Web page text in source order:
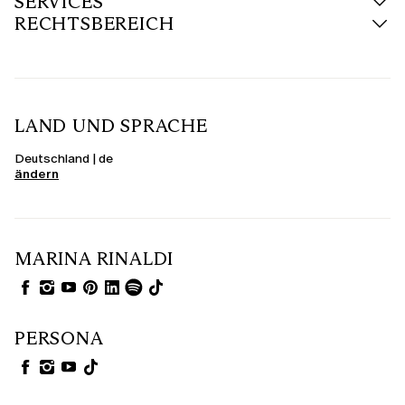
RECHTSBEREICH
LAND UND SPRACHE
Deutschland | de
ändern
MARINA RINALDI
PERSONA